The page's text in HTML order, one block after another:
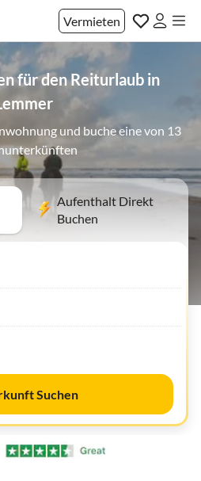
Vermieten
für den Reiturlaub in
und buche eine von 13
Aufenthalt Direkt
Buchen
Suchen